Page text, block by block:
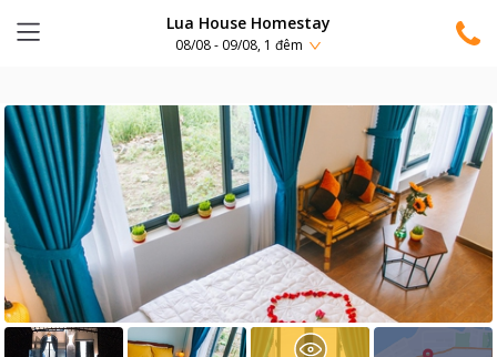
Lua House Homestay
08/08 - 09/08, 1 đêm